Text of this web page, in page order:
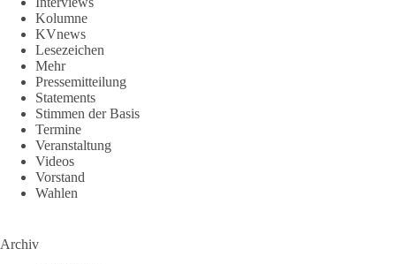
Kolumne
KVnews
Lesezeichen
Mehr
Pressemitteilung
Statements
Stimmen der Basis
Termine
Veranstaltung
Videos
Vorstand
Wahlen
Archiv